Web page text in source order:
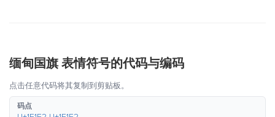
缅甸国旗 表情符号的代码与编码
点击任意代码将其复制到剪贴板。
码点